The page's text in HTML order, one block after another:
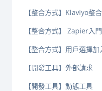
【整合方式】Klaviyo整合
【整合方式】 Zapier入門
【整合方式】用戶選擇
【開發工具】外部請求
【開發工具】動態工具